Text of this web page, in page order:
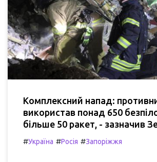
Комплексний напад:
використав понад 650
більше 50 ракет, - зазначив
#Україна #Росія #Запоріжжя